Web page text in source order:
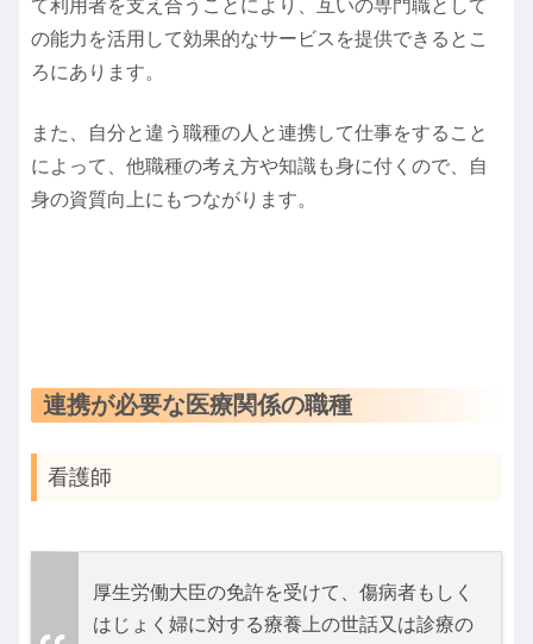
て利用者を支え合うことにより、互いの専門職として
の能力を活用して効果的なサービスを提供できるとこ
ろにあります。
また、自分と違う職種の人と連携して仕事をすること
によって、他職種の考え方や知識も身に付くので、自
身の資質向上にもつながります。
連携が必要な医療関係の職種
看護師
厚生労働大臣の免許を受けて、傷病者もしく
はじょく婦に対する療養上の世話又は診療の